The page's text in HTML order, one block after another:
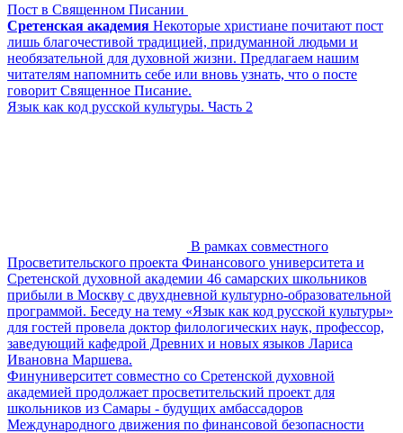
Пост в Священном Писании
Сретенская академия Некоторые христиане почитают пост
лишь благочестивой традицией, придуманной людьми и
необязательной для духовной жизни. Предлагаем нашим
читателям напомнить себе или вновь узнать, что о посте
говорит Священное Писание.
Язык как код русской культуры. Часть 2
В рамках совместного
Просветительского проекта Финансового университета и
Сретенской духовной академии 46 самарских школьников
прибыли в Москву с двухдневной культурно-образовательной
программой. Беседу на тему «Язык как код русской культуры»
для гостей провела доктор филологических наук, профессор,
заведующий кафедрой Древних и новых языков Лариса
Ивановна Маршева.
Финуниверситет совместно со Сретенской духовной
академией продолжает просветительский проект для
школьников из Самары - будущих амбассадоров
Международного движения по финансовой безопасности